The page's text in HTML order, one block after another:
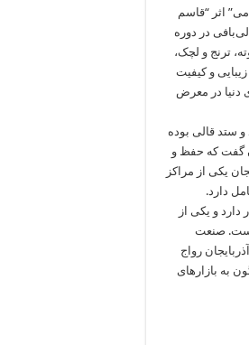
اثر “قاسم
در دوره
ترنج و لچک،
و کیفیت
دنیا در معرض
ستد قالی بوده
گفت که حفظ و
یکی از مراکز
دارد.
و یکی از
است. صنعت
رواج
به بازارهای